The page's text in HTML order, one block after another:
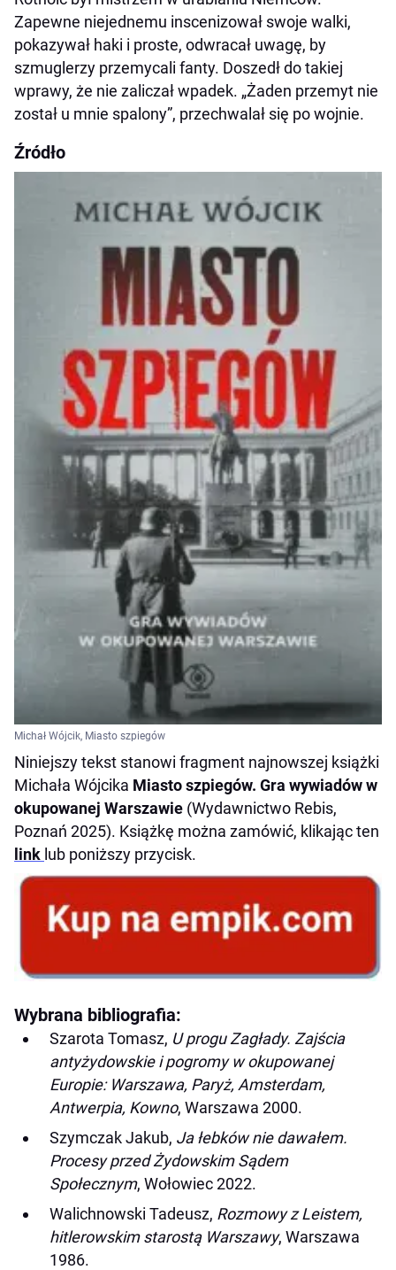
Zapewne niejednemu inscenizował swoje walki,
pokazywał haki i proste, odwracał uwagę, by
szmuglerzy przemycali fanty. Doszedł do takiej
wprawy, że nie zaliczał wpadek. „Żaden przemyt nie
został u mnie spalony”, przechwalał się po wojnie.
Źródło
Michał Wójcik, Miasto szpiegów
Niniejszy tekst stanowi fragment najnowszej książki
Michała Wójcika Miasto szpiegów. Gra wywiadów w
okupowanej Warszawie (Wydawnictwo Rebis,
Poznań 2025). Książkę można zamówić, klikając ten
link lub poniższy przycisk.
Wybrana bibliografia:
Szarota Tomasz, U progu Zagłady. Zajścia
antyżydowskie i pogromy w okupowanej
Europie: Warszawa, Paryż, Amsterdam,
Antwerpia, Kowno, Warszawa 2000.
Szymczak Jakub, Ja łebków nie dawałem.
Procesy przed Żydowskim Sądem
Społecznym, Wołowiec 2022.
Walichnowski Tadeusz, Rozmowy z Leistem,
hitlerowskim starostą Warszawy, Warszawa
1986.